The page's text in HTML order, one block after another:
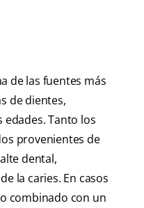
SUSCRÍBETE
de las fuentes más
de dientes,
edades. Tanto los
provenientes de
dental,
la caries. En casos
combinado con un